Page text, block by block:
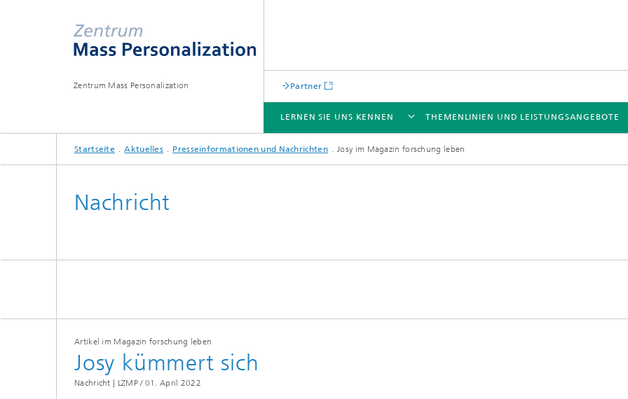
Zentrum Mass Personalization Partner
LERNEN SIE UNS KENNEN
LERNEN SIE UNS KENNEN
Personalisierte therapeutische
Produkte
THEMENLINIEN UND LEISTUNGSANGEBOTE
THEMENLINIEN UND LEISTUNGSANGEBOTE
AKTUELLES
Startseite Aktuelles Presseinformationen und Nachrichten Josy im Magazin forschung leben
Nachricht
Artikel im Magazin forschung leben
Josy kümmert sich
Nachricht | LZMP / 01. April 2022